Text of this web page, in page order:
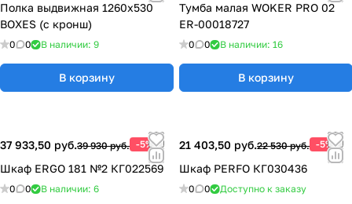
пространства. Правильно и рационально оснащенное
рабочее место помогает сократить временные затраты
на любом производстве, заметно повысить
производительность труда и увеличить скорость
работы специалистов. Каждое изделие, выпущенное
действующим ГОСТам и мировым стандартам качества.
Полка выдвижная 1260х530
BOXES (с кронш)
0 0 В наличии: 9
В корзину
Тумба малая WOKER PRO 02
ER-00018727
0 0 В наличии: 16
В корзину
37 933,50 руб.39 930 руб. -5%
Шкаф ERGO 181 №2 КГ022569
0 0 В наличии: 6
21 403,50 руб.22 530 руб. -5%
Шкаф PERFO КГ030436
0 0 Доступно к заказу